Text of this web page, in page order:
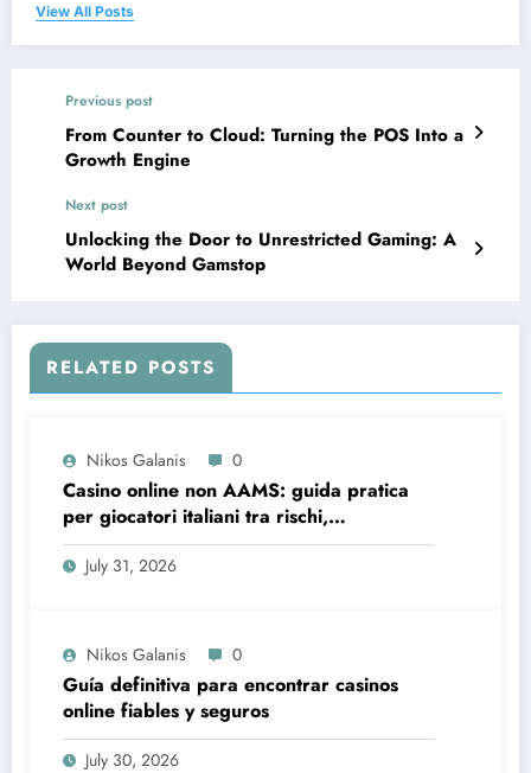
View All Posts
Previous post
From Counter to Cloud: Turning the POS Into a
Growth Engine
Next post
Unlocking the Door to Unrestricted Gaming: A
World Beyond Gamstop
RELATED POSTS
Nikos Galanis 0
Casino online non AAMS: guida pratica
per giocatori italiani tra rischi,
opportunità e verifiche
July 31, 2026
Nikos Galanis 0
Guía definitiva para encontrar casinos
online fiables y seguros
July 30, 2026